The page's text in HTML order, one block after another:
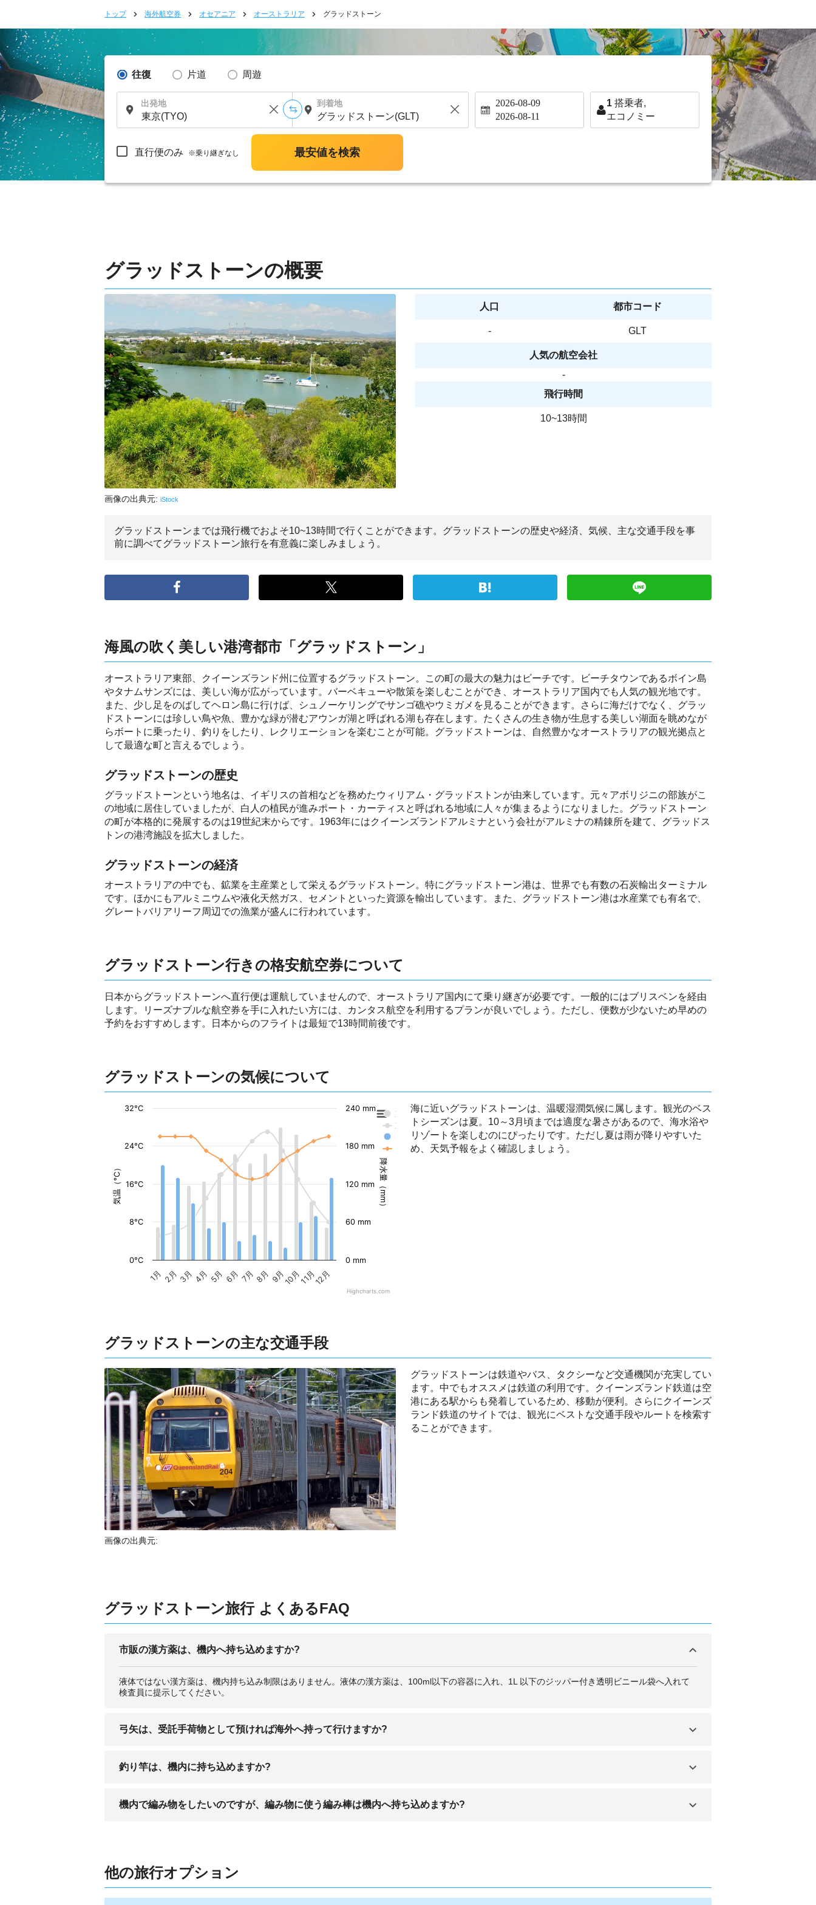
トップ 海外航空券 オセアニア オーストラリア グラッドストーン
往復 片道 周遊
出発地 到着地 2026-08-09
2026-08-11
1 搭乗者,
エコノミー
直行便のみ ※乗り継ぎなし 最安値を検索
グラッドストーンの概要
画像の出典元: iStock
人口 都市コード
- GLT
人気の航空会社
-
飛行時間
10~13時間
グラッドストーンまでは飛行機でおよそ10~13時間で行くことができます。グラッドストーンの歴史や経済、気候、主な交通手段を事
前に調べてグラッドストーン旅行を有意義に楽しみましょう。
海風の吹く美しい港湾都市「グラッドストーン」
オーストラリア東部、クイーンズランド州に位置するグラッドストーン。この町の最大の魅力はビーチです。ビーチタウンであるボイン島
やタナムサンズには、美しい海が広がっています。バーベキューや散策を楽しむことができ、オーストラリア国内でも人気の観光地です。
また、少し足をのばしてヘロン島に行けば、シュノーケリングでサンゴ礁やウミガメを見ることができます。さらに海だけでなく、グラッ
ドストーンには珍しい鳥や魚、豊かな緑が潜むアウンガ湖と呼ばれる湖も存在します。たくさんの生き物が生息する美しい湖面を眺めなが
らボートに乗ったり、釣りをしたり、レクリエーションを楽むことが可能。グラッドストーンは、自然豊かなオーストラリアの観光拠点と
して最適な町と言えるでしょう。
グラッドストーンの歴史
グラッドストーンという地名は、イギリスの首相などを務めたウィリアム・グラッドストンが由来しています。元々アボリジニの部族がこ
の地域に居住していましたが、白人の植民が進みポート・カーティスと呼ばれる地域に人々が集まるようになりました。グラッドストーン
の町が本格的に発展するのは19世紀末からです。1963年にはクイーンズランドアルミナという会社がアルミナの精錬所を建て、グラッドス
トンの港湾施設を拡大しました。
グラッドストーンの経済
オーストラリアの中でも、鉱業を主産業として栄えるグラッドストーン。特にグラッドストーン港は、世界でも有数の石炭輸出ターミナル
です。ほかにもアルミニウムや液化天然ガス、セメントといった資源を輸出しています。また、グラッドストーン港は水産業でも有名で、
グレートバリアリーフ周辺での漁業が盛んに行われています。
グラッドストーン行きの格安航空券について
日本からグラッドストーンへ直行便は運航していませんので、オーストラリア国内にて乗り継ぎが必要です。一般的にはブリスベンを経由
します。リーズナブルな航空券を手に入れたい方には、カンタス航空を利用するプランが良いでしょう。ただし、便数が少ないため早めの
予約をおすすめします。日本からのフライトは最短で13時間前後です。
グラッドストーンの気候について
気温（°C） 降水量（mm）
東京の降水量
東京の気温
グラッドストーンの降水量
グラッドストーンの気温
1月 2月 3月 4月 5月 6月 7月 8月 9月10月11月12月
0°C
8°C
16°C
24°C
32°C
0 mm
60 mm
120 mm
180 mm
240 mm
Highcharts.com
海に近いグラッドストーンは、温暖湿潤気候に属します。観光のベス
トシーズンは夏。10～3月頃までは適度な暑さがあるので、海水浴や
リゾートを楽しむのにぴったりです。ただし夏は雨が降りやすいた
め、天気予報をよく確認しましょう。
グラッドストーンの主な交通手段
画像の出典元:
グラッドストーンは鉄道やバス、タクシーなど交通機関が充実してい
ます。中でもオススメは鉄道の利用です。クイーンズランド鉄道は空
港にある駅からも発着しているため、移動が便利。さらにクイーンズ
ランド鉄道のサイトでは、観光にベストな交通手段やルートを検索す
ることができます。
グラッドストーン旅行 よくあるFAQ
市販の漢方薬は、機内へ持ち込めますか?
液体ではない漢方薬は、機内持ち込み制限はありません。液体の漢方薬は、100ml以下の容器に入れ、1L 以下のジッパー付き透明ビニール袋へ入れて
検査員に提示してください。
弓矢は、受託手荷物として預ければ海外へ持って行けますか?
弓矢は受託手荷物としてチェックインカウンターでお預けして頂ければ海外へ持っていくことができます。手荷物として機内へ持ち込むことは禁止なの
で注意してください。
釣り竿は、機内に持ち込めますか?
長さが60㎝以下の釣り竿であれば持ち込み可能です。ただし、先端が尖っているものは60㎝以下であっても機内持ち込みが禁止されています。先端が
尖っていないプラスチック製の釣り竿は、60㎝を超えていても機内へ持ち込むことが可能となっています。
機内で編み物をしたいのですが、編み物に使う編み棒は機内へ持ち込めますか?
他の旅行オプション